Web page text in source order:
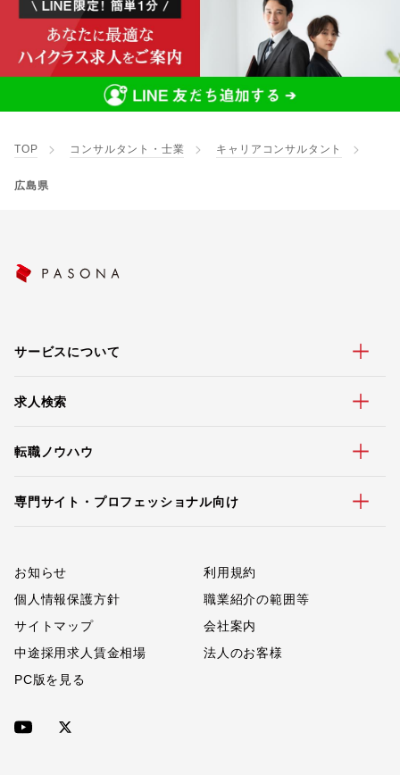
TOP コンサルタント・士業 キャリアコンサルタント
広島県
サービスについて
求人検索
転職ノウハウ
専門サイト・プロフェッショナル向け
お知らせ
利用規約
個人情報保護方針
職業紹介の範囲等
サイトマップ
会社案内
中途採用求人賃金相場
法人のお客様
PC版を見る